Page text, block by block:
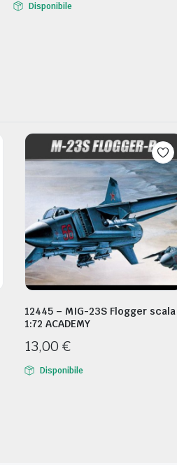
Disponibile
12445 – MIG-23S Flogger scala
1:72 ACADEMY
13,00 €
Disponibile